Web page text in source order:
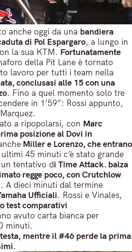
anche oggi da una bandiera
di Pol Espargaro, a lungo in
la sua KTM. Fortunatamente
della Pit Lane è tornato
lavoro per tutti i team nella
conclusasi alle 15 con una
. Fino a quel momento solo tre
in 1’59”: Rossi appunto,
a ripopolarsi, con Marc
posizione al Dovi in
Miller e Lorenzo, che entrano
ultimi 45 minuti c’è stato grande
tentativo di Time Attack. balza
regge poco, con Crutchlow
. A dieci minuti dal termine
Ufficiali. Rossi e Vinales,
test comparativi
avuto carta bianca per
minuti.
mentre il #46 perde la prima